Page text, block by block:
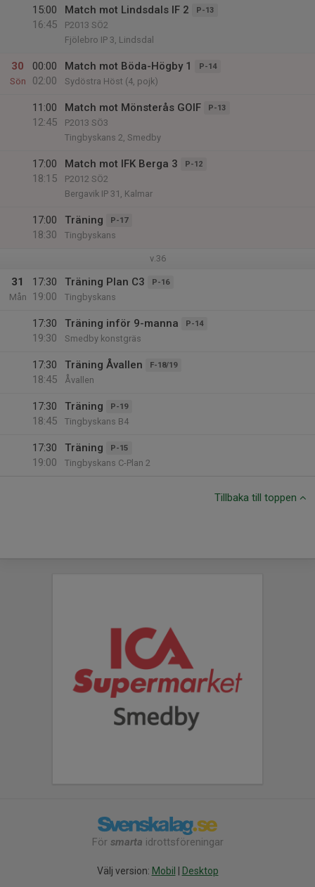
15:00
16:45
Match mot Lindsdals IF 2 P-13
P2013 SÖ2
Fjölebro IP 3, Lindsdal
30
Sön
00:00
02:00
Match mot Böda-Högby 1 P-14
Sydöstra Höst (4, pojk)
11:00
12:45
Match mot Mönsterås GOIF P-13
P2013 SÖ3
Tingbyskans 2, Smedby
17:00
18:15
Match mot IFK Berga 3 P-12
P2012 SÖ2
Bergavik IP 31, Kalmar
17:00
18:30
Träning P-17
Tingbyskans
v.36
31
Mån
17:30
19:00
Träning Plan C3 P-16
Tingbyskans
17:30
19:30
Träning inför 9-manna P-14
Smedby konstgräs
17:30
18:45
Träning Åvallen F-18/19
Åvallen
17:30
18:45
Träning P-19
Tingbyskans B4
17:30
19:00
Träning P-15
Tingbyskans C-Plan 2
Tillbaka till toppen
För smarta idrottsföreningar
Välj version: Mobil Desktop